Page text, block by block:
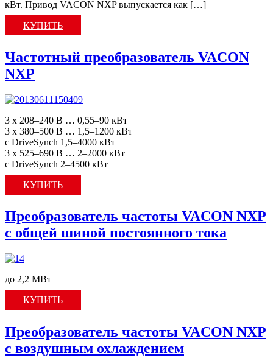
кВт. Привод VACON NXP выпускается как […]
КУПИТЬ
Частотный преобразователь VACON
NXP
3 x 208–240 В … 0,55–90 кВт
3 x 380–500 В … 1,5–1200 кВт
с DriveSynch 1,5–4000 кВт
3 x 525–690 В … 2–2000 кВт
с DriveSynch 2–4500 кВт
КУПИТЬ
Преобразователь частоты VACON NXP
с общей шиной постоянного тока
до 2,2 МВт
КУПИТЬ
Преобразователь частоты VACON NXP
c воздушным охлаждением